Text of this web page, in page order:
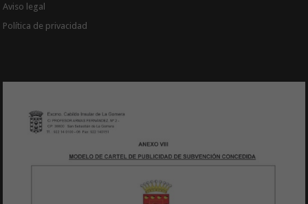
Aviso legal
Política de privacidad